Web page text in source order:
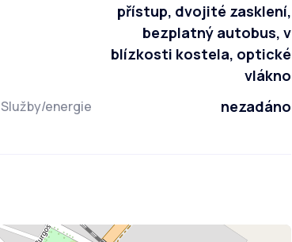
přístup, dvojité zasklení,
bezplatný autobus, v
blízkosti kostela, optické
vlákno
Služby/energie nezadáno